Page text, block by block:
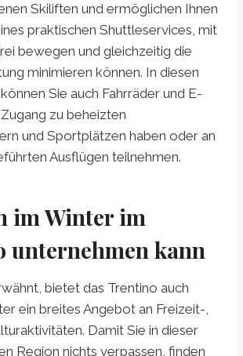
Skiliften und ermöglichen Ihnen
praktischen Shuttleservices, mit
bewegen und gleichzeitig die
minimieren können. In diesen
Sie auch Fahrräder und E-
zu beheizten
und Sportplätzen haben oder an
Ausflügen teilnehmen.
im Winter im
unternehmen kann
bietet das Trentino auch
ein breites Angebot an Freizeit-,
Damit Sie in dieser
Region nichts verpassen, finden